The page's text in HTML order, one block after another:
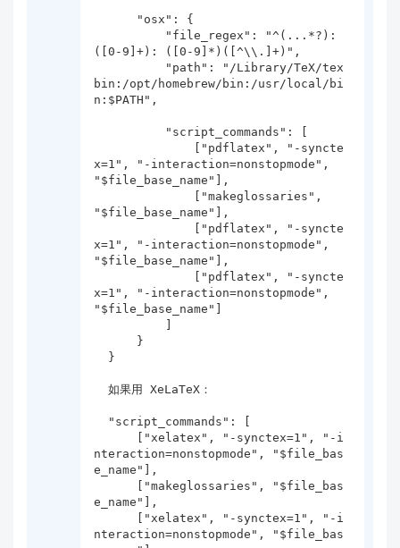
([0-9]+): ([0-9]*)([^\\.]+)",
bin:/opt/homebrew/bin:/usr/local/bi
n:$PATH",
x=1", "-interaction=nonstopmode",
"$file_base_name"],
"$file_base_name"],
x=1", "-interaction=nonstopmode",
"$file_base_name"],
x=1", "-interaction=nonstopmode",
"$file_base_name"]
  如果用 XeLaTeX：
nteraction=nonstopmode", "$file_bas
e_name"],
e_name"],
nteraction=nonstopmode", "$file_bas